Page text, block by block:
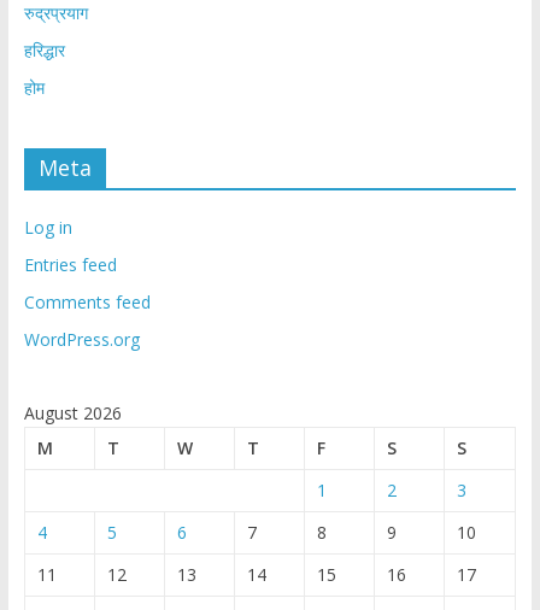
रुद्रप्रयाग
हरिद्धार
होम
Meta
Log in
Entries feed
Comments feed
WordPress.org
August 2026
M
T W T F S
S
1
2
3
4
5 6 7 8 9
10
11
12 13 14 15 16
17